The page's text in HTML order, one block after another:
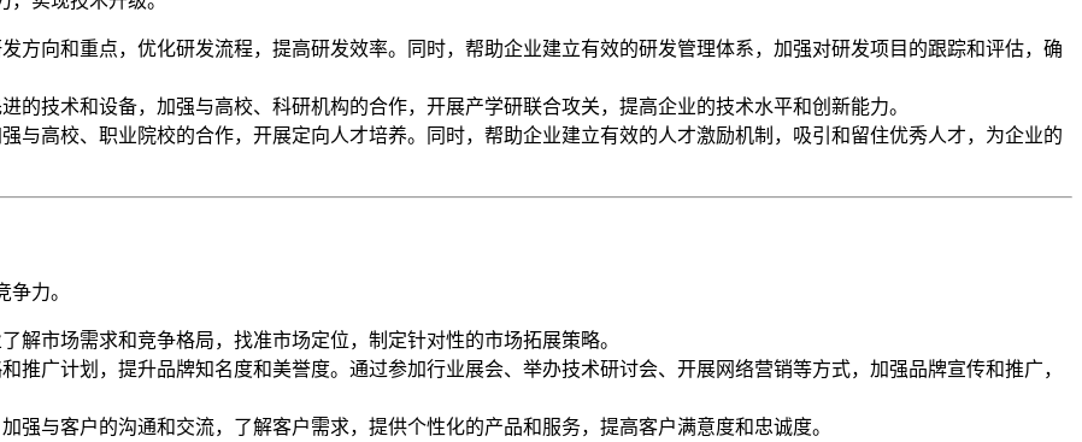
方向和重点，优化研发流程，提高研发效率。同时，帮助企业建立有效的研发管理体系，加强对研发项目的跟踪和评估，确
的技术和设备，加强与高校、科研机构的合作，开展产学研联合攻关，提高企业的技术水平和创新能力。
与高校、职业院校的合作，开展定向人才培养。同时，帮助企业建立有效的人才激励机制，吸引和留住优秀人才，为企业的
力。
解市场需求和竞争格局，找准市场定位，制定针对性的市场拓展策略。
推广计划，提升品牌知名度和美誉度。通过参加行业展会、举办技术研讨会、开展网络营销等方式，加强品牌宣传和推广，
强与客户的沟通和交流，了解客户需求，提供个性化的产品和服务，提高客户满意度和忠诚度。